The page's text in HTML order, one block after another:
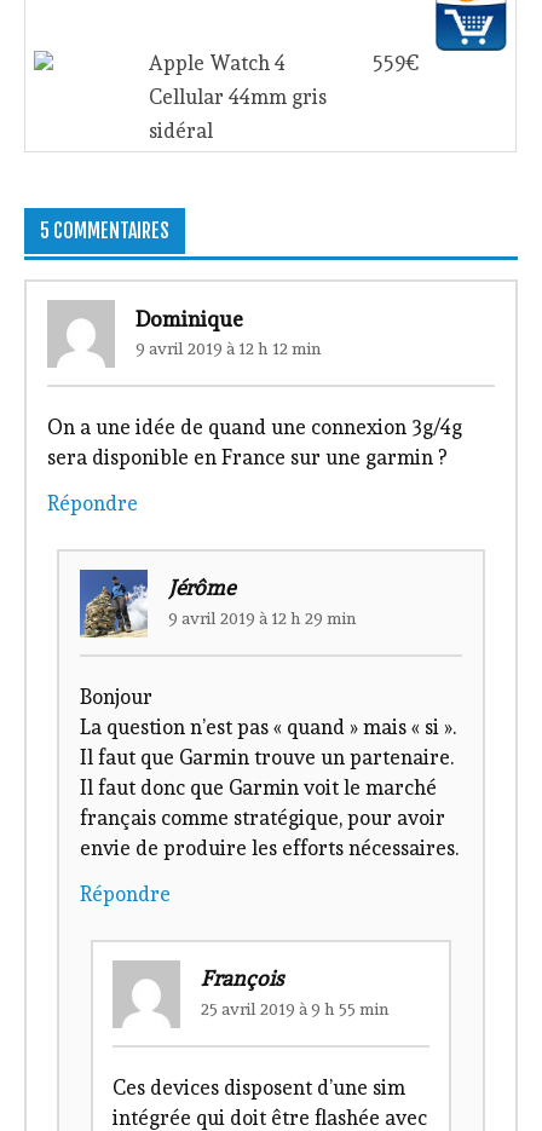
Apple Watch 4
Cellular 44mm gris
sidéral
559€
5 COMMENTAIRES
Dominique
9 avril 2019 à 12 h 12 min
On a une idée de quand une connexion 3g/4g
sera disponible en France sur une garmin ?
Répondre
Jérôme
9 avril 2019 à 12 h 29 min
Bonjour
La question n’est pas « quand » mais « si ».
Il faut que Garmin trouve un partenaire.
Il faut donc que Garmin voit le marché
français comme stratégique, pour avoir
envie de produire les efforts nécessaires.
Répondre
François
25 avril 2019 à 9 h 55 min
Ces devices disposent d’une sim
intégrée qui doit être flashée avec